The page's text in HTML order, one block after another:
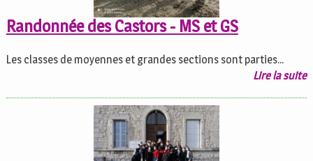
Randonnée des Castors - MS et GS
Les classes de moyennes et grandes sections sont parties...
Lire la suite